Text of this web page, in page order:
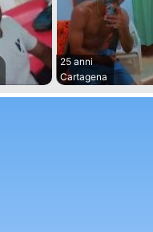
25 anni
Cartagena